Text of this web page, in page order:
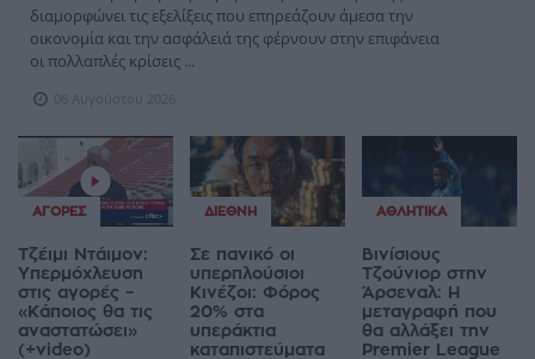
διαμορφώνει τις εξελίξεις που επηρεάζουν άμεσα την
οικονομία και την ασφάλειά της φέρνουν στην επιφάνεια
οι πολλαπλές κρίσεις ...
06 Αυγούστου 2026
ΑΓΟΡΈΣ
Τζέιμι Ντάιμον:
Υπερμόχλευση
στις αγορές –
«Κάποιος θα τις
αναστατώσει»
(+video)
ΔΙΕΘΝΉ
Σε πανικό οι
υπερπλούσιοι
Κινέζοι: Φόρος
20% στα
υπεράκτια
καταπιστεύματα
ΑΘΛΗΤΙΚΆ
Βινίσιους
Τζούνιορ στην
Άρσεναλ: Η
μεταγραφή που
θα αλλάξει την
Premier League